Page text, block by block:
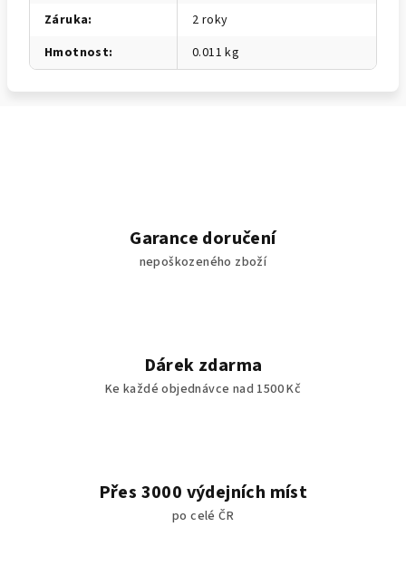
Záruka:
2 roky
Hmotnost: 0.011 kg
Garance doručení
nepoškozeného zboží
Dárek zdarma
Ke každé objednávce nad 1500 Kč
Přes 3000 výdejních míst
po celé ČR